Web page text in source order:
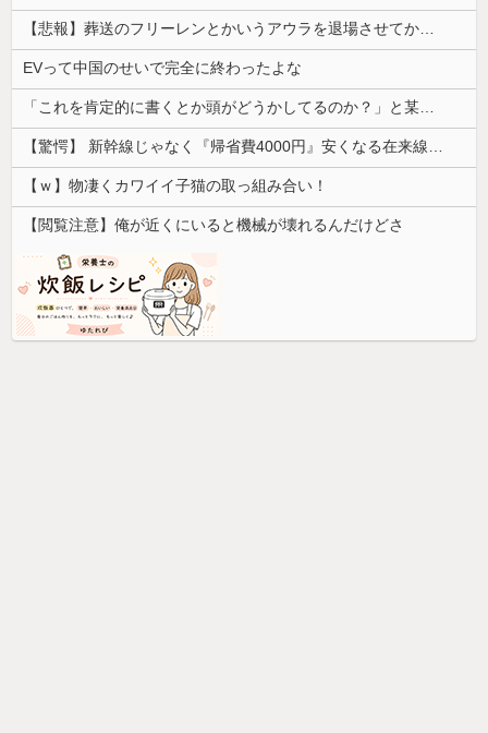
【悲報】葬送のフリーレンとかいうアウラを退場させてから駄作になった作品ｗｗｗｗｗ
EVって中国のせいで完全に終わったよな
「これを肯定的に書くとか頭がどうかしてるのか？」と某メディアの焚書称賛記事にツッコミ殺到、自分で本屋を作るとかそういう話かと思ったら……
【驚愕】 新幹線じゃなく『帰省費4000円』安くなる在来線で帰省した結果ｗｗｗｗｗ
【ｗ】物凄くカワイイ子猫の取っ組み合い！
【閲覧注意】俺が近くにいると機械が壊れるんだけどさ